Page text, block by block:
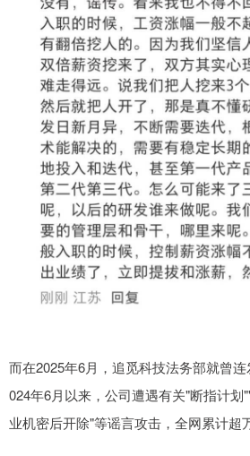
而在2025年6月，追觅科技法务部就曾
024年6月以来，公司遭遇有关"断指计划
业机密后开除"等谣言攻击，全网累计超